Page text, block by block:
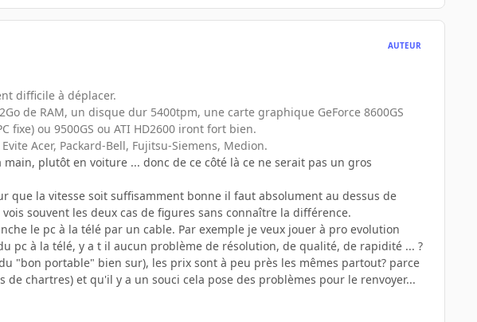
AUTEUR
difficile à déplacer.
de RAM, un disque dur 5400tpm, une carte graphique GeForce 8600GS
fixe) ou 9500GS ou ATI HD2600 iront fort bien.
Acer, Packard-Bell, Fujitsu-Siemens, Medion.
plutôt en voiture ... donc de ce côté là ce ne serait pas un gros
que la vitesse soit suffisamment bonne il faut absolument au dessus de
vois souvent les deux cas de figures sans connaître la différence.
le pc à la télé par un cable. Par exemple je veux jouer à pro evolution
pc à la télé, y a t il aucun problème de résolution, de qualité, de rapidité ... ?
"bon portable" bien sur), les prix sont à peu près les mêmes partout? parce
chartres) et qu'il y a un souci cela pose des problèmes pour le renvoyer...